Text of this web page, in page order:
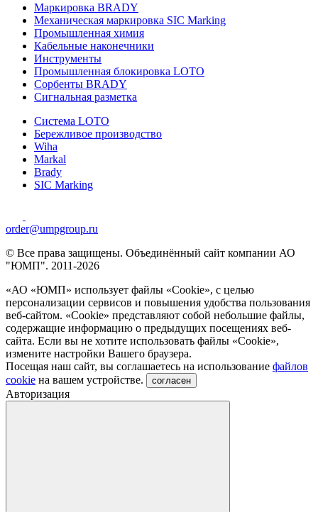
Маркировка BRADY
Механическая маркировка SIC Marking
Промышленная химия
Кабельные наконечники
Инструменты
Промышленная блокировка LOTO
Сорбенты BRADY
Сигнальная разметка
Система LOTO
Бережливое производство
Wiha
Markal
Brady
SIC Marking
order@umpgroup.ru
© Все права защищены. Объединённый сайт компании АО
"ЮМП". 2011-2026
«АО «ЮМП» использует файлы «Сookie», с целью
персонализации сервисов и повышения удобства пользования
веб-сайтом. «Cookie» представляют собой небольшие файлы,
содержащие информацию о предыдущих посещениях веб-
сайта. Если вы не хотите использовать файлы «Сookie»,
измените настройки Вашего браузера.
Посещая наш сайт, вы соглашаетесь на использование файлов
cookie на вашем устройстве. согласен
Авторизация